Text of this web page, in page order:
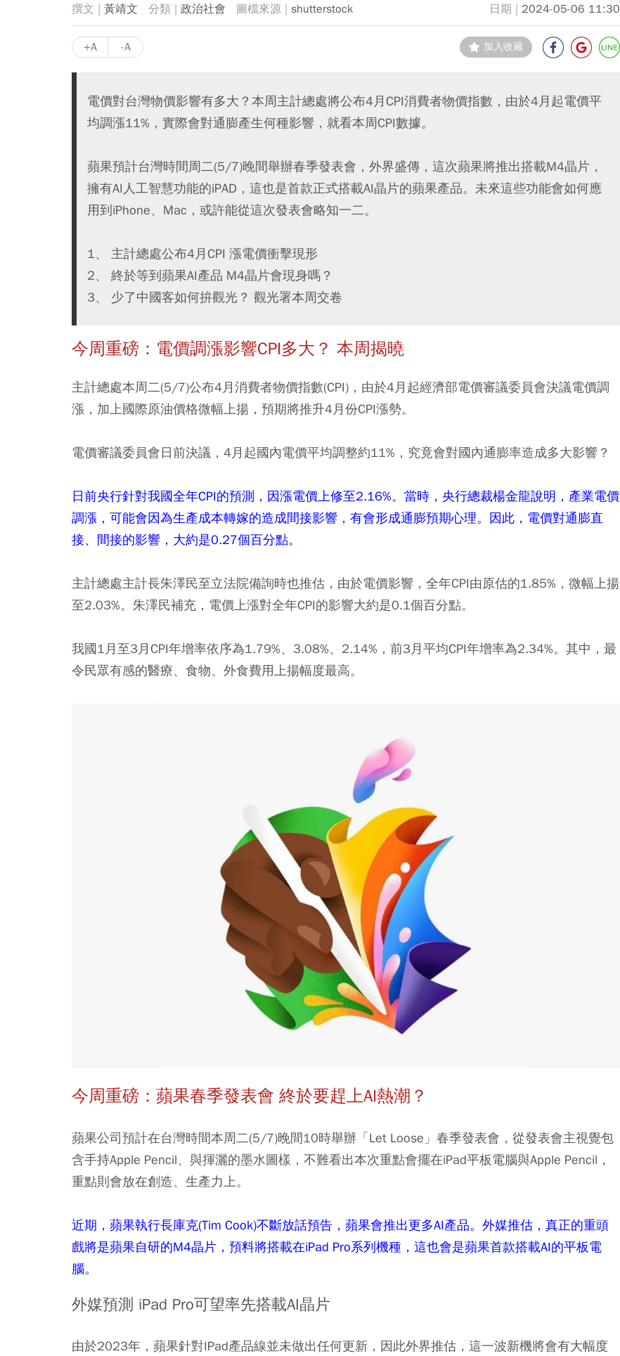
黃靖文 政治社會 shutterstock 2024-05-06 11:30
+A -A 加入收藏
電價對台灣物價影響有多大？本周主計總處將公布4月CPI消費者物價指數，由於4月起電價平
均調漲11%，實際會對通膨產生何種影響，就看本周CPI數據。
蘋果預計台灣時間周二(5/7)晚間舉辦春季發表會，外界盛傳，這次蘋果將推出搭載M4晶片，
擁有AI人工智慧功能的iPAD，這也是首款正式搭載AI晶片的蘋果產品。未來這些功能會如何應
用到iPhone、Mac，或許能從這次發表會略知一二。
1、 主計總處公布4月CPI 漲電價衝擊現形
2、 終於等到蘋果AI產品 M4晶片會現身嗎？
3、 少了中國客如何拚觀光？ 觀光署本周交卷
今周重磅：電價調漲影響CPI多大？ 本周揭曉
主計總處本周二(5/7)公布4月消費者物價指數(CPI)，由於4月起經濟部電價審議委員會決議電價調
漲，加上國際原油價格微幅上揚，預期將推升4月份CPI漲勢。
電價審議委員會日前決議，4月起國內電價平均調整約11%，究竟會對國內通膨率造成多大影響？
日前央行針對我國全年CPI的預測，因漲電價上修至2.16%。當時，央行總裁楊金龍說明，產業電價
調漲，可能會因為生產成本轉嫁的造成間接影響，有會形成通膨預期心理。因此，電價對通膨直
接、間接的影響，大約是0.27個百分點。
主計總處主計長朱澤民至立法院備詢時也推估，由於電價影響，全年CPI由原估的1.85%，微幅上揚
至2.03%。朱澤民補充，電價上漲對全年CPI的影響大約是0.1個百分點。
我國1月至3月CPI年增率依序為1.79%、3.08%、2.14%，前3月平均CPI年增率為2.34%。其中，最
令民眾有感的醫療、食物、外食費用上揚幅度最高。
今周重磅：蘋果春季發表會 終於要趕上AI熱潮？
蘋果公司預計在台灣時間本周二(5/7)晚間10時舉辦「Let Loose」春季發表會，從發表會主視覺包
含手持Apple Pencil、與揮灑的墨水圖樣，不難看出本次重點會擺在iPad平板電腦與Apple Pencil，
重點則會放在創造、生產力上。
近期，蘋果執行長庫克(Tim Cook)不斷放話預告，蘋果會推出更多AI產品。外媒推估，真正的重頭
戲將是蘋果自研的M4晶片，預料將搭載在iPad Pro系列機種，這也會是蘋果首款搭載AI的平板電
腦。
外媒預測 iPad Pro可望率先搭載AI晶片
由於2023年，蘋果針對IPad產品線並未做出任何更新，因此外界推估，這一波新機將會有大幅度